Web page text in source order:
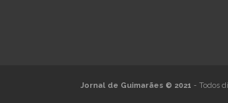
Jornal de Guimarães © 2021 - Todos